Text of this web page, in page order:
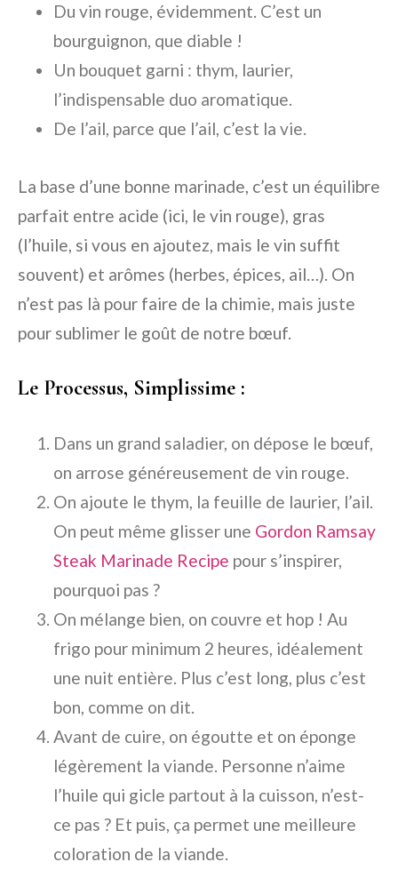
Du vin rouge, évidemment. C’est un
bourguignon, que diable !
Un bouquet garni : thym, laurier,
l’indispensable duo aromatique.
De l’ail, parce que l’ail, c’est la vie.
La base d’une bonne marinade, c’est un équilibre
parfait entre acide (ici, le vin rouge), gras
(l’huile, si vous en ajoutez, mais le vin suffit
souvent) et arômes (herbes, épices, ail…). On
n’est pas là pour faire de la chimie, mais juste
pour sublimer le goût de notre bœuf.
Le Processus, Simplissime :
Dans un grand saladier, on dépose le bœuf,
on arrose généreusement de vin rouge.
On ajoute le thym, la feuille de laurier, l’ail.
On peut même glisser une Gordon Ramsay
Steak Marinade Recipe pour s’inspirer,
pourquoi pas ?
On mélange bien, on couvre et hop ! Au
frigo pour minimum 2 heures, idéalement
une nuit entière. Plus c’est long, plus c’est
bon, comme on dit.
Avant de cuire, on égoutte et on éponge
légèrement la viande. Personne n’aime
l’huile qui gicle partout à la cuisson, n’est-
ce pas ? Et puis, ça permet une meilleure
coloration de la viande.